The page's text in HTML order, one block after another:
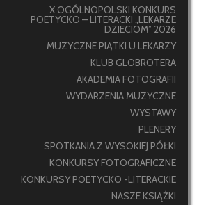
X OGÓLNOPOLSKI KONKURS
POETYCKO – LITERACKI „LEKARZE
DZIECIOM” 2026
MUZYCZNE PIĄTKI U LEKARZY
KLUB GLOBROTERA
AKADEMIA FOTOGRAFII
WYDARZENIA MUZYCZNE
WYSTAWY
PLENERY
SPOTKANIA Z WYSOKIEJ PÓŁKI
KONKURSY FOTOGRAFICZNE
KONKURSY POETYCKO -LITERACKIE
NASZE KSIĄŻKI